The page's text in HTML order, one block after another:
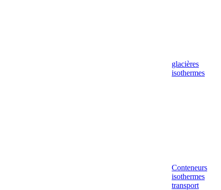
glacières
isothermes
Conteneurs
isothermes
transport